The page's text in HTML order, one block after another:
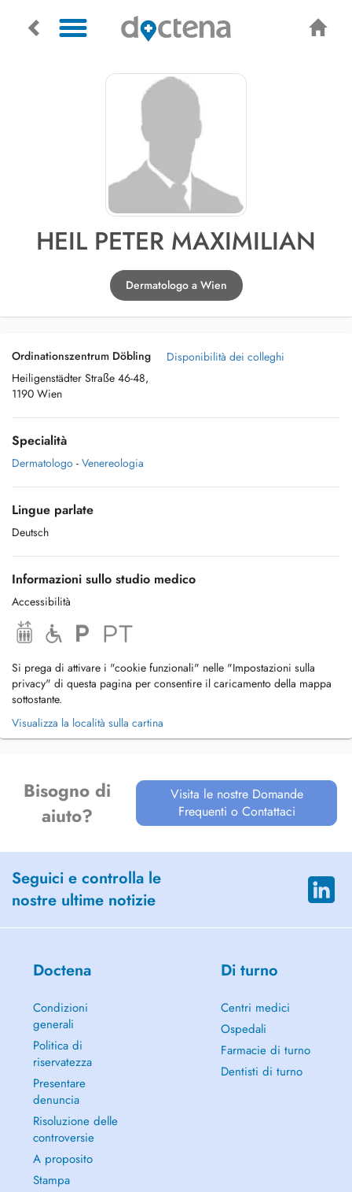
HEIL PETER MAXIMILIAN
Dermatologo a Wien
Ordinationszentrum Döbling
Heiligenstädter Straße 46-48,
1190 Wien
Disponibilità dei colleghi
Specialità
Dermatologo - Venereologia
Lingue parlate
Deutsch
Informazioni sullo studio medico
Accessibilità
Si prega di attivare i "cookie funzionali" nelle "Impostazioni sulla
privacy" di questa pagina per consentire il caricamento della mappa
sottostante.
Visualizza la località sulla cartina
Bisogno di
aiuto?
Visita le nostre Domande
Frequenti o Contattaci
Seguici e controlla le
nostre ultime notizie
Doctena
Condizioni
generali
Politica di
riservatezza
Presentare
denuncia
Risoluzione delle
controversie
A proposito
Stampa
Di turno
Centri medici
Ospedali
Farmacie di turno
Dentisti di turno